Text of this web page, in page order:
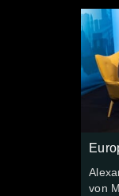
von